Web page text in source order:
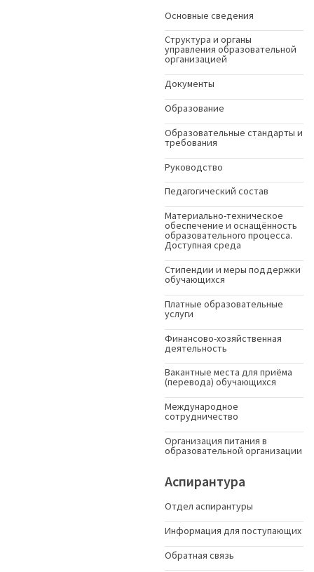
Основные сведения
Структура и органы
управления образовательной
организацией
Документы
Образование
Образовательные стандарты и
требования
Руководство
Педагогический состав
Материально-техническое
обеспечение и оснащённость
образовательного процесса.
Доступная среда
Стипендии и меры поддержки
обучающихся
Платные образовательные
услуги
Финансово-хозяйственная
деятельность
Вакантные места для приёма
(перевода) обучающихся
Международное
сотрудничество
Организация питания в
образовательной организации
Аспирантура
Отдел аспирантуры
Информация для поступающих
Обратная связь